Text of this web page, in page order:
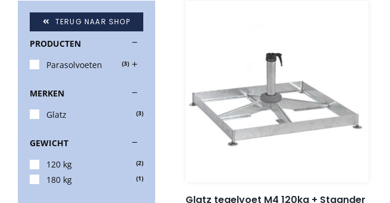
Glatz tegelvoet M4 120kg + Staander
TERUG NAAR SHOP
PRODUCTEN
Parasolvoeten
(3)
MERKEN
Glatz
(3)
GEWICHT
120 kg
(2)
180 kg (1)